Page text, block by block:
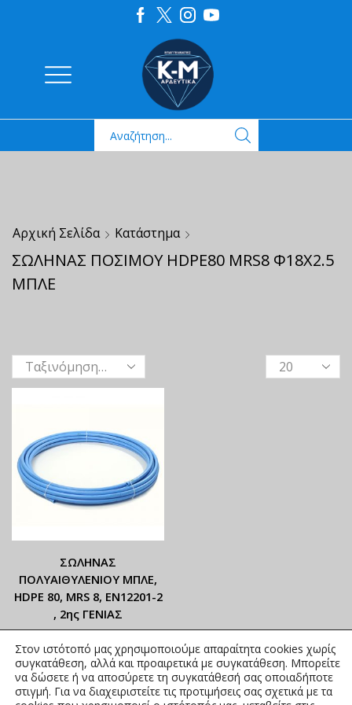
Αρχική Σελίδα Κατάστημα
ΣΩΛΗΝΑΣ ΠΟΣΙΜΟΥ HDPE80 MRS8 Φ18Χ2.5
ΜΠΛΕ
ΣΩΛΗΝΑΣ
ΠΟΛΥΑΙΘΥΛΕΝΙΟΥ ΜΠΛΕ,
ΗDΡΕ 80, MRS 8, ΕΝ12201-2
, 2ης ΓΕΝΙΑΣ
ΑΝΑΓΡΑΦΟΝΤΑΙ ΣΤΟ
ΑΝΗΡΤΗΜΕΝΟ PDF
0,71€ –2,06€ συμπ. Φ.Π.Α.
Στον ιστότοπό μας χρησιμοποιούμε απαραίτητα cookies χωρίς
συγκατάθεση, αλλά και προαιρετικά με συγκατάθεση. Μπορείτε
να δώσετε ή να αποσύρετε τη συγκατάθεσή σας οποιαδήποτε
στιγμή. Για να διαχειριστείτε τις προτιμήσεις σας σχετικά με τα